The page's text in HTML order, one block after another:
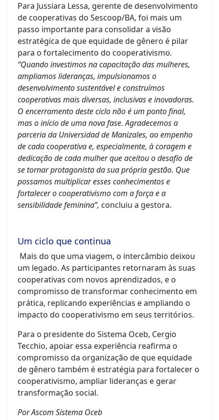
Para Jussiara Lessa, gerente de desenvolvimento
de cooperativas do Sescoop/BA, foi mais um
passo importante para consolidar a visão
estratégica de que equidade de gênero é pilar
para o fortalecimento do cooperativismo.
“Quando investimos na capacitação das mulheres,
ampliamos lideranças, impulsionamos o
desenvolvimento sustentável e construímos
cooperativas mais diversas, inclusivas e inovadoras.
O encerramento deste ciclo não é um ponto final,
mas o início de uma nova fase. Agradecemos a
parceria da Universidad de Manizales, ao empenho
de cada cooperativa e, especialmente, à coragem e
dedicação de cada mulher que aceitou o desafio de
se tornar protagonista da sua própria gestão. Que
possamos multiplicar esses conhecimentos e
fortalecer o cooperativismo com a força e a
sensibilidade feminina”, concluiu a gestora.
Um ciclo que continua
Mais do que uma viagem, o intercâmbio deixou
um legado. As participantes retornaram às suas
cooperativas com novos aprendizados, e o
compromisso de transformar conhecimento em
prática, replicando experiências e ampliando o
impacto do cooperativismo em seus territórios.
Para o presidente do Sistema Oceb, Cergio
Tecchio, apoiar essa experiência reafirma o
compromisso da organização de que equidade
de gênero também é estratégia para fortalecer o
cooperativismo, ampliar lideranças e gerar
transformação social.
Por Ascom Sistema Oceb